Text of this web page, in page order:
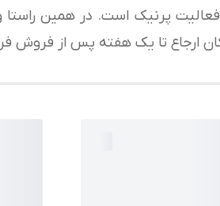
پرنیک است. در همین
ارجاع تا یک هفته پس از فروش